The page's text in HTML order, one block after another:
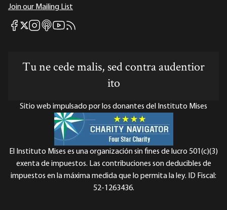
Join our Mailing List
Mises Facebook
Mises X
Mises Instagram
Mises itunes
Mises Youtube
Mises RSS feed
Tu ne cede malis, sed contra audentior
ito
Sitio web impulsado por los donantes del Instituto Mises
El Instituto Mises es una organización sin fines de lucro 501(c)(3)
exenta de impuestos. Las contribuciones son deducibles de
impuestos en la máxima medida que lo permita la ley. ID Fiscal:
52-1263436.